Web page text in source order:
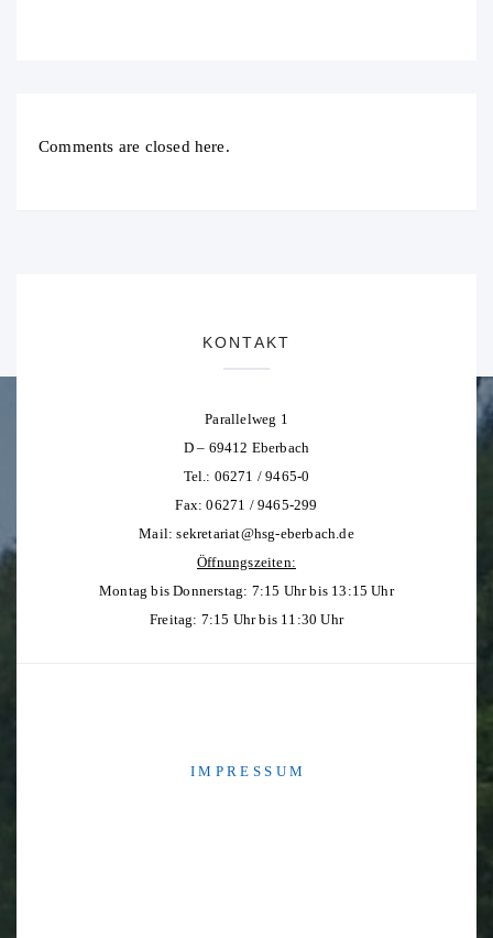
Comments are closed here.
KONTAKT
Parallelweg 1
D – 69412 Eberbach
Tel.: 06271 / 9465-0
Fax: 06271 / 9465-299
Mail:sekretariat@hsg-eberbach.de
Öffnungszeiten:
Montag bis Donnerstag: 7:15 Uhr bis 13:15 Uhr
Freitag: 7:15 Uhr bis 11:30 Uhr
I M P R E S S U M